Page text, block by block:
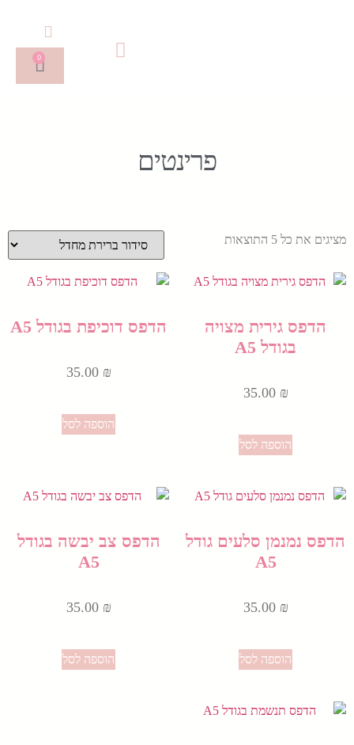
0
פרינטים
מציגים את כל ⁦5⁩ התוצאות
הדפס גירית מצויה
בגודל A5
35.00 ₪
הוספה לסל
הדפס דוכיפת בגודל A5
35.00 ₪
הוספה לסל
הדפס נמנמן סלעים גודל
A5
35.00 ₪
הוספה לסל
הדפס צב יבשה בגודל
A5
35.00 ₪
הוספה לסל